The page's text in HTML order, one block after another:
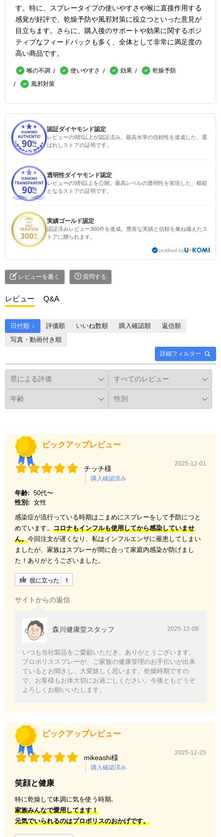
す。特に、スプレータイプの使いやすさや喉に直接作用する
感覚が好評で、乾燥予防や風邪対策に役立つといった意見が
目立ちます。さらに、購入後のサポートや効果に関するポジ
ティブなフィードバックも多く、全体として非常に満足度の
高い商品です。
喉の不調 使いやすさ 効果
乾燥予防
風邪対策
認証ダイヤモンド認定
レビューの9割以上が認証済み。最高水準の信頼性を達成した、選
ばれしストアの証明です。
透明性ダイヤモンド認定
レビューの9割以上を公開。最高レベルの透明性を実現した、模範
となるストアの証明です。
実績ゴールド認定
認証済みレビュー300件を達成。豊富な実績と信頼を兼ね備えたス
トアに贈られます。
certified by
レビューを書く 質問する
レビュー Q&A
詳細フィルター
日付順 ↓ 評価順 いいね数順 購入確認順
返信順
写真・動画付き順
ピックアップレビュー
チッチ様
購入確認済み
2025-12-01
年齢: 50代〜
性別: 女性
感染症が流行っている時期はこまめにスプレーをして予防につと
めています。 コロナもインフルも使用してから感染していませ
ん。今回注文が遅くなり、私はインフルエンザに罹患してしまい
ましたが、家族はスプレーが間に合って家庭内感染が防げまし
た！ありがとうございました。
役に立った 1
サイトからの返信
森川健康堂スタッフ 2025-12-08
いつも当社製品をご愛顧いただき、ありがとうございます。
プロポリススプレーが、ご家族の健康管理のお手伝いが出来
ているとお聞きし、大変嬉しく思います。乾燥時期ですの
で、お客様もお体大切にお過ごしください。今後ともどうぞ
よろしくお願いいたします。
ピックアップレビュー
mikeashi様
購入確認済み
2025-12-25
笑顔と健康
特に乾燥して体調に気を使う時期､
家族みんなで愛用してます！
元気でいられるのはプロポリスのおかげです。